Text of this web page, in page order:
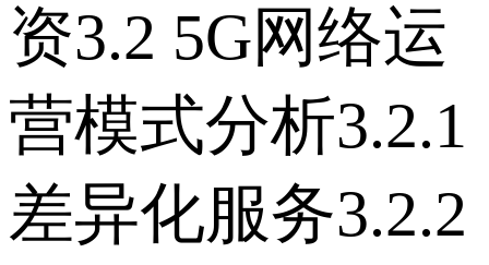
资 3.2 5G网络运
营模式分析 3.2.1
差异化服务 3.2.2